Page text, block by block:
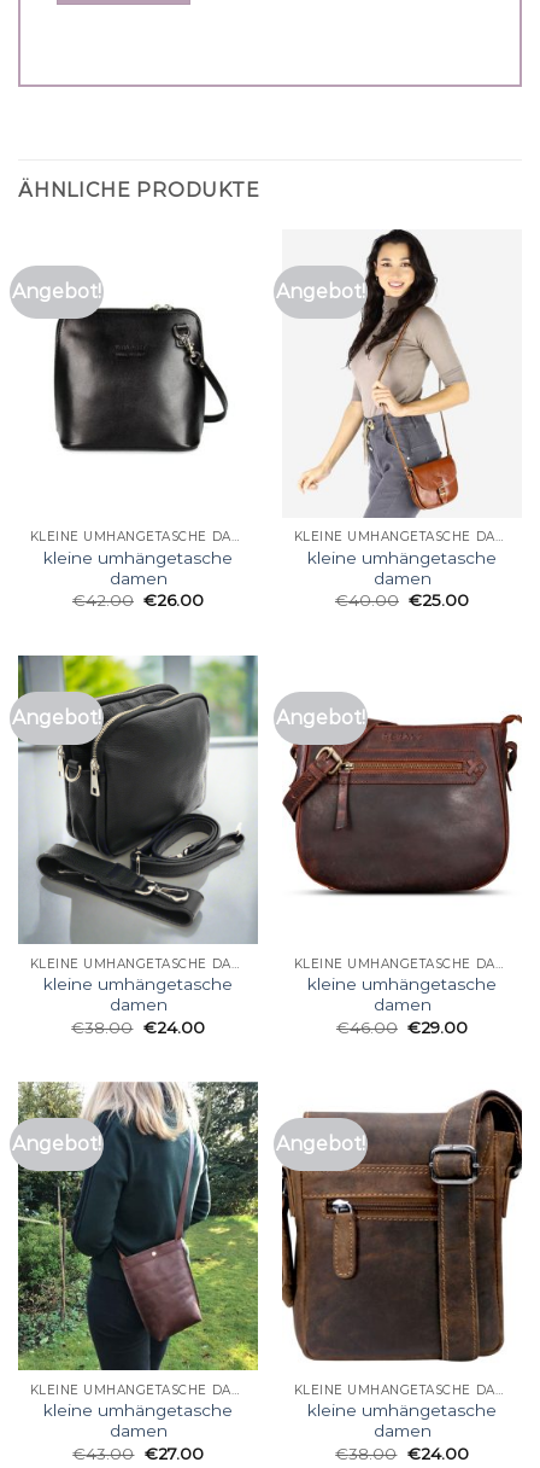
ÄHNLICHE PRODUKTE
Angebot!
KLEINE UMHÄNGETASCHE DAMEN
kleine umhängetasche
damen
€42.00 €26.00
Angebot!
KLEINE UMHÄNGETASCHE DAMEN
kleine umhängetasche
damen
€40.00 €25.00
Angebot!
kleine umhängetasche
damen
€38.00 €24.00
Angebot!
kleine umhängetasche
damen
€46.00 €29.00
Angebot!
KLEINE UMHÄNGETASCHE DAMEN
kleine umhängetasche
damen
€43.00 €27.00
Angebot!
KLEINE UMHÄNGETASCHE DAMEN
kleine umhängetasche
damen
€38.00 €24.00